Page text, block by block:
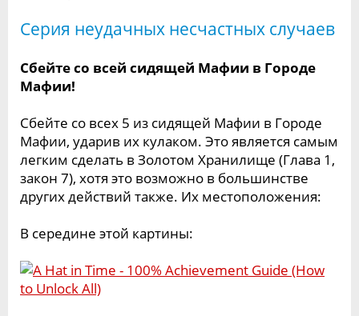
Серия неудачных несчастных случаев
Сбейте со всей сидящей Мафии в Городе
Мафии!
Сбейте со всех 5 из сидящей Мафии в Городе
Мафии, ударив их кулаком. Это является самым
легким сделать в Золотом Хранилище (Глава 1,
закон 7), хотя это возможно в большинстве
других действий также. Их местоположения:
В середине этой картины: